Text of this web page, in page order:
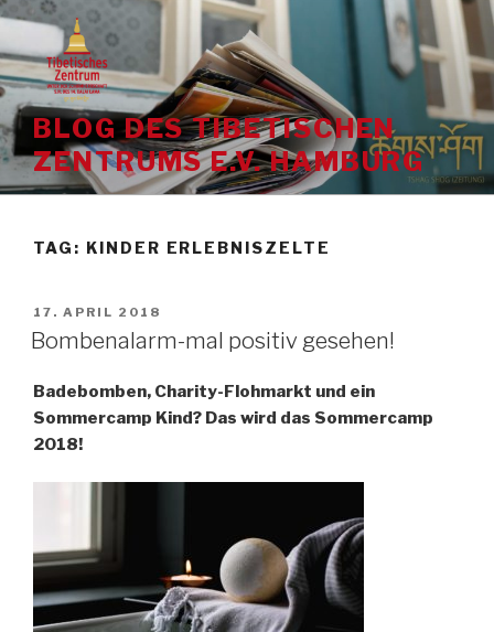
Skip
content
BLOG DES TIBETISCHEN
ZENTRUMS E.V. HAMBURG
TAG: KINDER ERLEBNISZELTE
POSTED
ON
17. APRIL 2018
Bombenalarm-mal positiv gesehen!
Badebomben, Charity-Flohmarkt und ein
Sommercamp Kind? Das wird das Sommercamp
2018!